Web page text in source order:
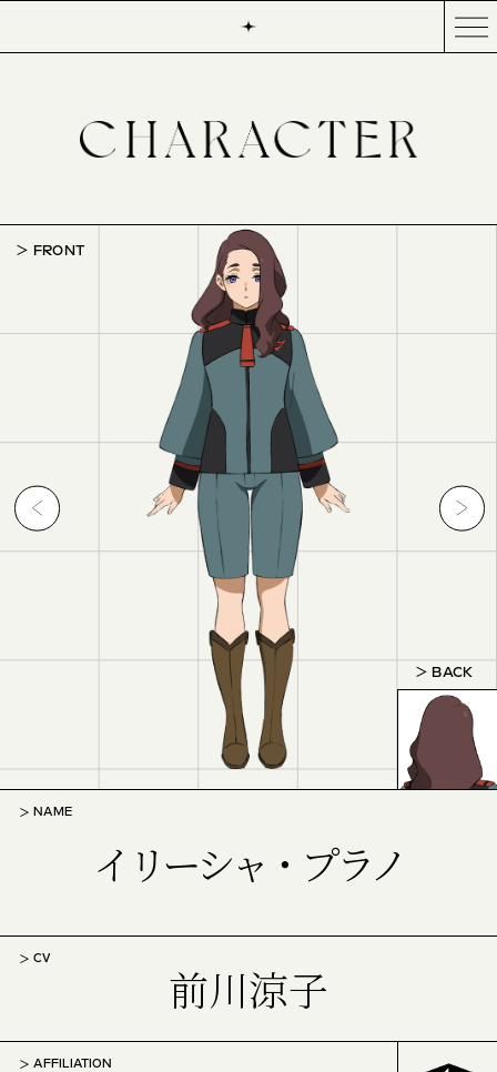
FRONT
BACK
NAME
イリーシャ・プラノ
CV
前川涼子
AFFILIATION